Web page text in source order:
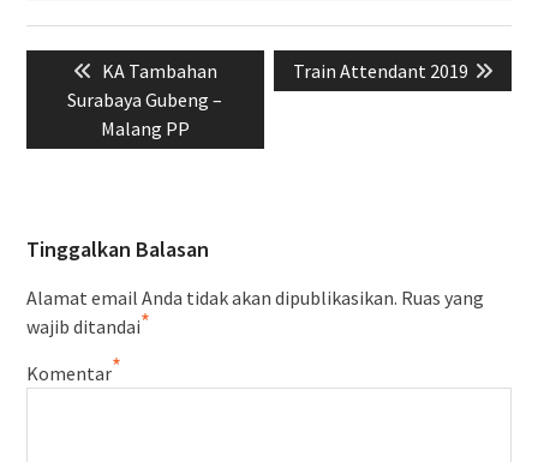
Previous
post:
KA Tambahan
Surabaya Gubeng –
Malang PP
Next
post:
Train Attendant 2019
Tinggalkan Balasan
Alamat email Anda tidak akan dipublikasikan. Ruas yang
wajib ditandai*
Komentar*